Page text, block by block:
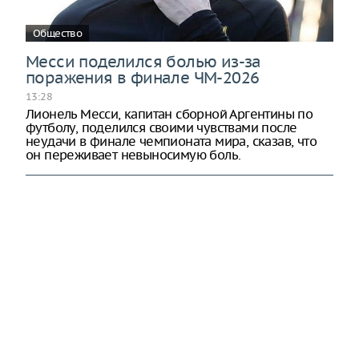
Общество
Месси поделился болью из-за
поражения в финале ЧМ-2026
13:28
Лионель Месси, капитан сборной Аргентины по
футболу, поделился своими чувствами после
неудачи в финале чемпионата мира, сказав, что
он переживает невыносимую боль.